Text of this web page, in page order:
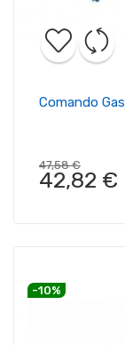
Comando Gas
47,58 €
42,82 €
-10%